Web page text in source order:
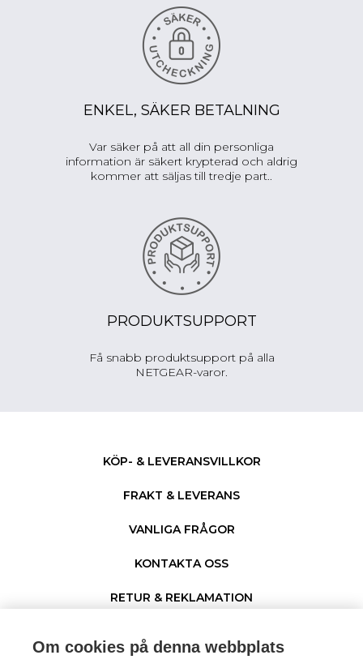
ENKEL, SÄKER BETALNING
Var säker på att all din personliga
information är säkert krypterad och aldrig
kommer att säljas till tredje part..
PRODUKTSUPPORT
Få snabb produktsupport på alla
NETGEAR-varor.
KÖP- & LEVERANSVILLKOR
FRAKT & LEVERANS
VANLIGA FRÅGOR
KONTAKTA OSS
RETUR & REKLAMATION
Om cookies på denna webbplats